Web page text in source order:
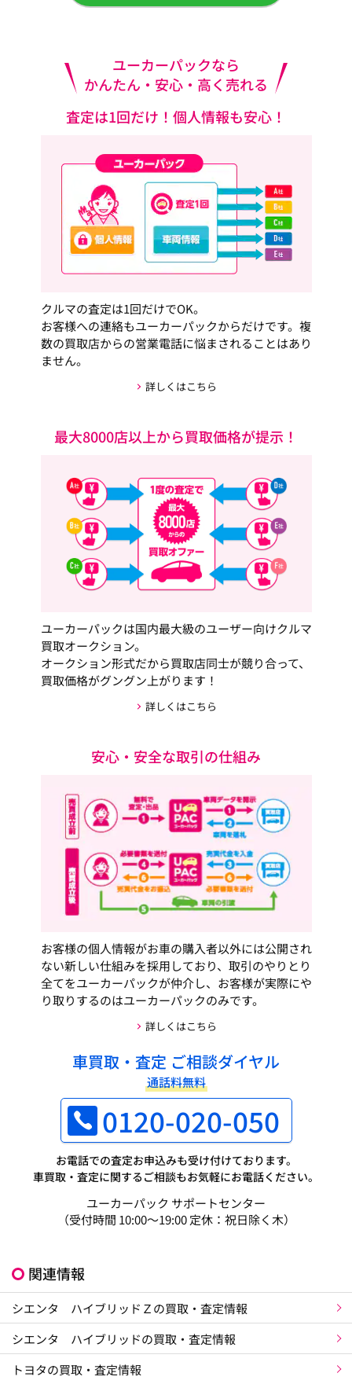
ユーカーパックなら
かんたん・安心・高く売れる
査定は1回だけ！個人情報も安心！
クルマの査定は1回だけでOK。
お客様への連絡もユーカーパックからだけです。複
数の買取店からの営業電話に悩まされることはあり
ません。
詳しくはこちら
最大8000店以上から買取価格が提示！
ユーカーパックは国内最大級のユーザー向けクルマ
買取オークション。
オークション形式だから買取店同士が競り合って、
買取価格がグングン上がります！
詳しくはこちら
安心・安全な取引の仕組み
お客様の個人情報がお車の購入者以外には公開され
ない新しい仕組みを採用しており、取引のやりとり
全てをユーカーパックが仲介し、お客様が実際にや
り取りするのはユーカーパックのみです。
詳しくはこちら
車買取・査定 ご相談ダイヤル
通話料無料
0120-020-050
お電話での査定お申込みも受け付けております。
車買取・査定に関するご相談もお気軽にお電話ください。
ユーカーパック サポートセンター
（受付時間 10:00～19:00 定休：祝日除く木）
関連情報
シエンタ ハイブリッドＺの買取・査定情報
シエンタ ハイブリッドの買取・査定情報
トヨタの買取・査定情報